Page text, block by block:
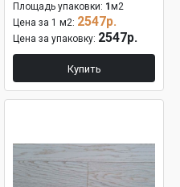
Площадь упаковки: 1 м2
Цена за 1 м2: 2547р.
Цена за упаковку: 2547р.
Купить